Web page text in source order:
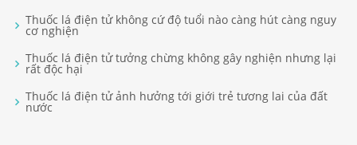
Thuốc lá điện tử không cứ độ tuổi nào càng hút càng nguy
cơ nghiện
Thuốc lá điện tử tưởng chừng không gây nghiện nhưng lại
rất độc hại
Thuốc lá điện tử ảnh hưởng tới giới trẻ tương lai của đất
nước